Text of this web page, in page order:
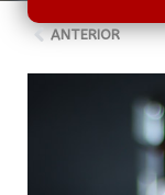
ANTERIOR